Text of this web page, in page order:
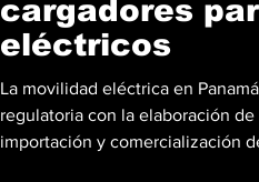
cargadores
eléctricos
La movilidad eléctrica en
regulatoria con la elaboración
importación y comercialización